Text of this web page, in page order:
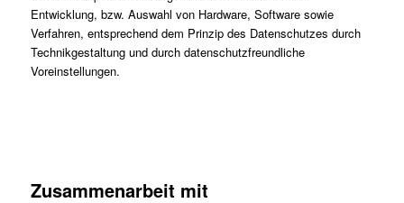
Entwicklung, bzw. Auswahl von Hardware, Software sowie
Verfahren, entsprechend dem Prinzip des Datenschutzes durch
Technikgestaltung und durch datenschutzfreundliche
Voreinstellungen.
Zusammenarbeit mit